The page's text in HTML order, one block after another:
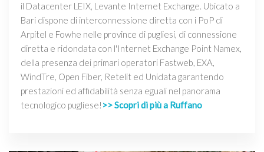
il Datacenter LEIX, Levante Internet Exchange. Ubicato a
Bari dispone di interconnessione diretta con i PoP di
Arpitel e Fowhe nelle province di pugliesi, di connessione
diretta e ridondata con l'Internet Exchange Point Namex,
della presenza dei primari operatori Fastweb, EXA,
WindTre, Open Fiber, Retelit ed Unidata garantendo
prestazioni ed affidabilità senza eguali nel panorama
tecnologico pugliese! >> Scopri di più a Ruffano